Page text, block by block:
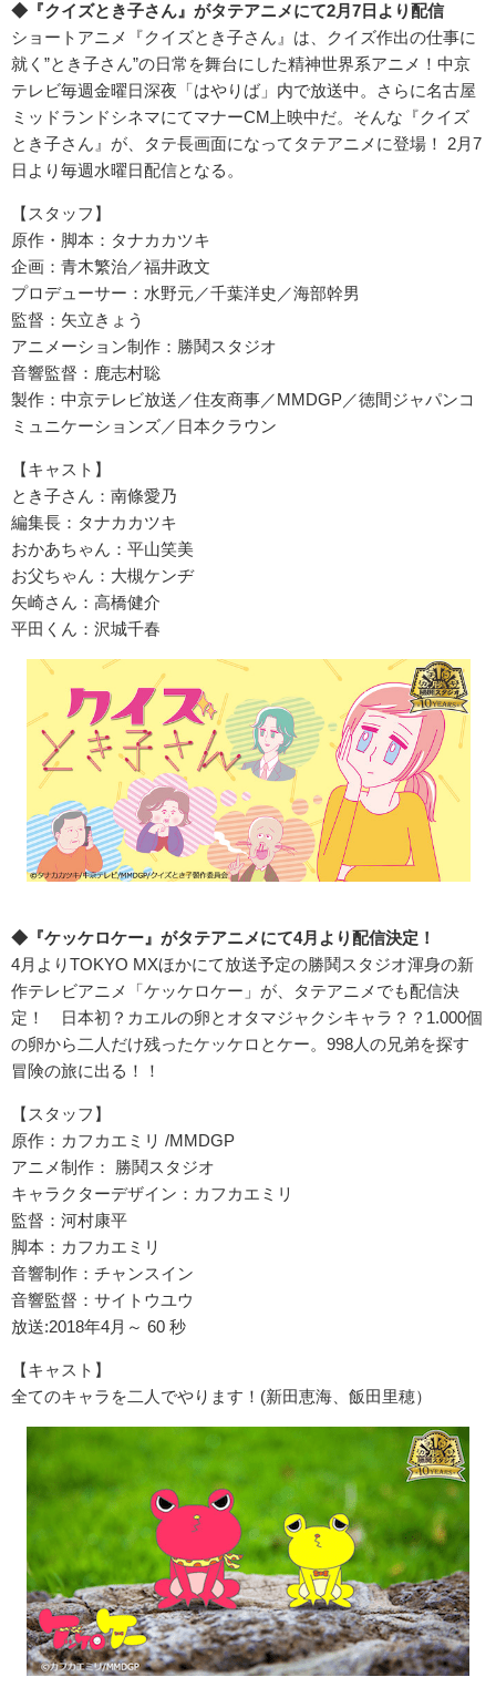
◆ 『クイズとき子さん』がタテアニメにて2月 7 日より配信
ショートアニメ『クイズとき子さん』は、クイズ作出の仕事に
就く”とき子さん”の日常を舞台にした精神世界系アニメ！中京
テレビ毎週金曜日深夜「はやりば」内で放送中。さらに名古屋
ミッドランドシネマにてマナーCM上映中だ。そんな『クイズ
とき子さん』が、タテ長画面になってタテアニメに登場！ 2月7
日より毎週水曜日配信となる。
【スタッフ】
原作・脚本：タナカカツキ
企画：青木繁治／福井政文
プロデューサー：水野元／千葉洋史／海部幹男
監督：矢立きょう
アニメーション制作：勝鬨スタジオ
音響監督：鹿志村聡
製作：中京テレビ放送／住友商事／MMDGP／徳間ジャパンコ
ミュニケーションズ／日本クラウン
【キャスト】
とき子さん：南條愛乃
編集長：タナカカツキ
おかあちゃん：平山笑美
お父ちゃん：大槻ケンヂ
矢崎さん：高橋健介
平田くん：沢城千春
◆ 『ケッケロケー』がタテアニメにて4月より配信決定！
4月よりTOKYO MXほかにて放送予定の勝鬨スタジオ渾身の新
作テレビアニメ「ケッケロケー」が、タテアニメでも配信決
定！ 日本初？カエルの卵とオタマジャクシキャラ？？1.000個
の卵から二人だけ残ったケッケロとケー。998人の兄弟を探す
冒険の旅に出る！！
【スタッフ】
原作：カフカエミリ /MMDGP
アニメ制作： 勝鬨スタジオ
キャラクターデザイン：カフカエミリ
監督：河村康平
脚本：カフカエミリ
音響制作：チャンスイン
音響監督：サイトウユウ
放送:2018年4月～ 60 秒
【キャスト】
全てのキャラを二人でやります！(新田恵海、飯田里穂）